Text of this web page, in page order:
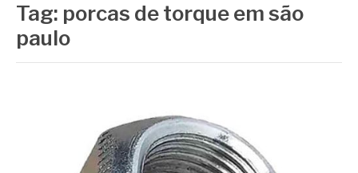
Tag: porcas de torque em são
paulo